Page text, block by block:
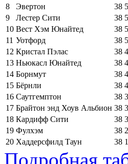
8
Эвертон 38
9
Лестер Сити 38
10 Вест Хэм Юнайтед 38
11 Уотфорд 38
12 Кристал Пэлас 38
13 Ньюкасл Юнайтед 38
14 Борнмут 38
15 Бёрнли 38
16 Саутгемптон 38
17 Брайтон энд Хоув Альбион 38
18 Кардифф Сити 38
19 Фулхэм 38
20 Хаддерсфилд Таун 38
Подробная